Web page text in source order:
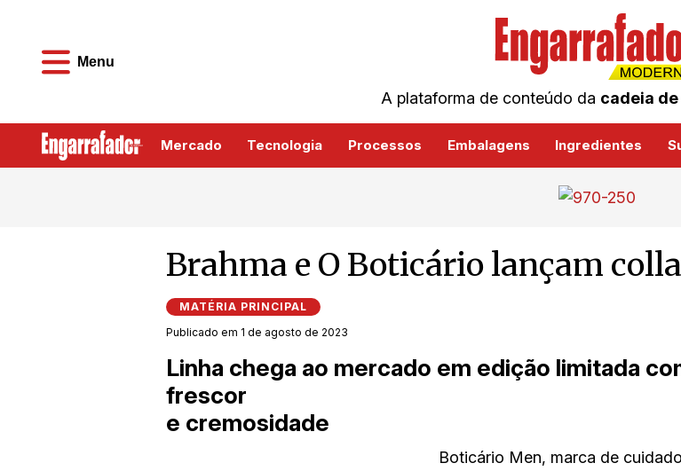
Menu
A plataforma de conteúdo da cadeia
Mercado Tecnologia Processos Embalagens Ingredientes
Brahma e O Boticário lançam
MATÉRIA PRINCIPAL
Publicado em 1 de agosto de 2023
Linha chega ao mercado em edição limitada
frescor
e cremosidade
Boticário Men, marca de